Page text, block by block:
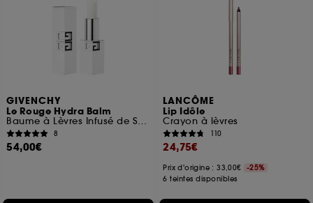
GIVENCHY
Le Rouge Hydra Balm
Baume à Lèvres Infusé de Soin
8
54,00€
LANCÔME
Lip Idôle
Crayon à lèvres
110
24,75€
Prix d'origine : 33,00€
-25%
6 teintes disponibles